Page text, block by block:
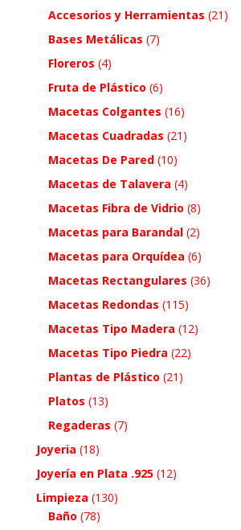
Accesorios y Herramientas (21)
Bases Metálicas (7)
Floreros (4)
Fruta de Plástico (6)
Macetas Colgantes (16)
Macetas Cuadradas (21)
Macetas De Pared (10)
Macetas de Talavera (4)
Macetas Fibra de Vidrio (8)
Macetas para Barandal (2)
Macetas para Orquídea (6)
Macetas Rectangulares (36)
Macetas Redondas (115)
Macetas Tipo Madera (12)
Macetas Tipo Piedra (22)
Plantas de Plástico (21)
Platos (13)
Regaderas (7)
Joyeria (18)
Joyería en Plata .925 (12)
Limpieza (130)
Baño (78)